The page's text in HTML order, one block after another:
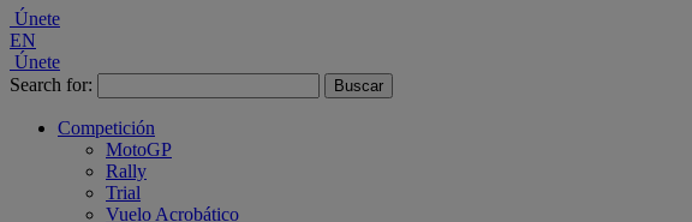
Únete
EN
Únete
Search for:
Competición
MotoGP
Rally
Trial
Vuelo Acrobático